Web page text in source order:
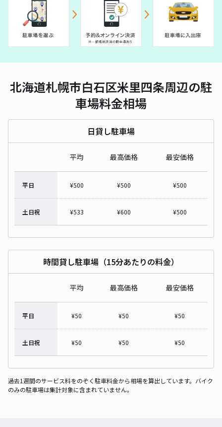
北海道札幌市白石区米里四条周辺の駐
車場料金相場
日貸し駐車場
平均 最高価格 最安価格
平日 ¥500 ¥500 ¥500
土日祝 ¥533 ¥600 ¥500
時間貸し駐車場（15分あたりの料金）
平均 最高価格 最安価格
平日 ¥50 ¥50 ¥50
土日祝 ¥50 ¥50 ¥50
過去1週間のサービス料をのぞく駐車料金から相場を算出しています。バイク
のみの駐車場は集計対象に含まれていません。